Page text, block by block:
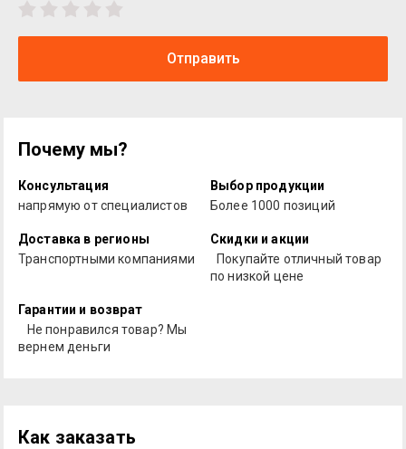
Отправить
Почему мы?
Консультация
напрямую от специалистов
Выбор продукции
Более 1000 позиций
Доставка в регионы
Транспортными компаниями
Скидки и акции
Покупайте отличный товар
по низкой цене
Гарантии и возврат
Не понравился товар? Мы
вернем деньги
Как заказать